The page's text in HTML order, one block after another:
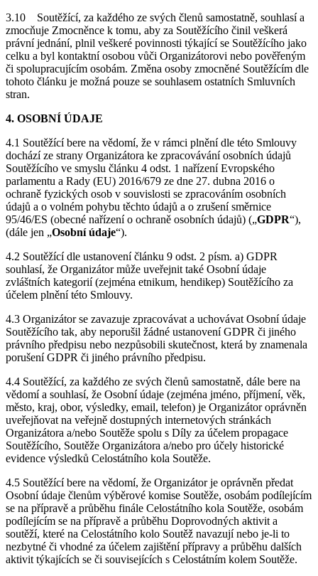
3.10
Soutěžící, za každého ze svých členů samostatně, souhlasí a
zmocňuje Zmocněnce k tomu, aby za Soutěžícího činil veškerá
právní jednání, plnil veškeré povinnosti týkající se Soutěžícího jako
celku a byl kontaktní osobou vůči Organizátorovi nebo pověřeným
či spolupracujícím osobám. Změna osoby zmocněné Soutěžícím dle
tohoto článku je možná pouze se souhlasem ostatních Smluvních
stran.
4. OSOBNÍ ÚDAJE
4.1 Soutěžící bere na vědomí, že v rámci plnění dle této Smlouvy
dochází ze strany Organizátora ke zpracovávání osobních údajů
Soutěžícího ve smyslu článku 4 odst. 1 nařízení Evropského
parlamentu a Rady (EU) 2016/679 ze dne 27. dubna 2016 o
ochraně fyzických osob v souvislosti se zpracováním osobních
údajů a o volném pohybu těchto údajů a o zrušení směrnice
95/46/ES (obecné nařízení o ochraně osobních údajů) („GDPR“),
(dále jen „Osobní údaje“).
4.2 Soutěžící dle ustanovení článku 9 odst. 2 písm. a) GDPR
souhlasí, že Organizátor může uveřejnit také Osobní údaje
zvláštních kategorií (zejména etnikum, hendikep) Soutěžícího za
účelem plnění této Smlouvy.
4.3 Organizátor se zavazuje zpracovávat a uchovávat Osobní údaje
Soutěžícího tak, aby neporušil žádné ustanovení GDPR či jiného
právního předpisu nebo nezpůsobili skutečnost, která by znamenala
porušení GDPR či jiného právního předpisu.
4.4 Soutěžící, za každého ze svých členů samostatně, dále bere na
vědomí a souhlasí, že Osobní údaje (zejména jméno, příjmení, věk,
město, kraj, obor, výsledky, email, telefon) je Organizátor oprávněn
uveřejňovat na veřejně dostupných internetových stránkách
Organizátora a/nebo Soutěže spolu s Díly za účelem propagace
Soutěžícího, Soutěže Organizátora a/nebo pro účely historické
evidence výsledků Celostátního kola Soutěže.
4.5 Soutěžící bere na vědomí, že Organizátor je oprávněn předat
Osobní údaje členům výběrové komise Soutěže, osobám podílejícím
se na přípravě a průběhu finále Celostátního kola Soutěže, osobám
podílejícím se na přípravě a průběhu Doprovodných aktivit a
soutěží, které na Celostátního kolo Soutěž navazují nebo je-li to
nezbytné či vhodné za účelem zajištění přípravy a průběhu dalších
aktivit týkajících se či souvisejících s Celostátním kolem Soutěže.